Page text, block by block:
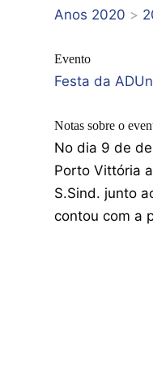
Anos 2020 >
Evento
Festa da
Notas sobre o
No dia 9 de
Porto Vittória
S.Sind. junto
contou com a